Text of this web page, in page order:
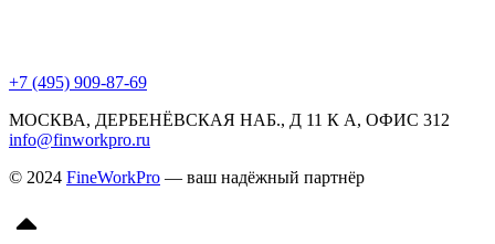
+7 (495) 909-87-69
МОСКВА, ДЕРБЕНЁВСКАЯ НАБ., Д 11 К А, ОФИС 312
info@finworkpro.ru
© 2024 FineWorkPro — ваш надёжный партнёр